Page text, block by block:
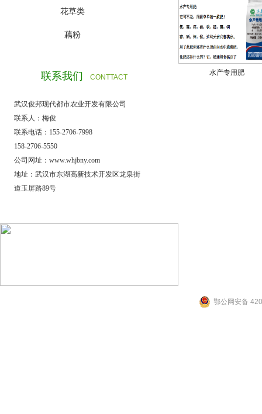
花草类
藕粉
联系我们 CONTTACT
武汉俊邦现代都市农业开发有限公司
联系人：梅俊
联系电话：155-2706-7998
158-2706-5550
公司网址：www.whjbny.com
地址：武汉市东湖高新技术开发区龙泉街
道玉屏路89号
水产专用肥
鄂公网安备